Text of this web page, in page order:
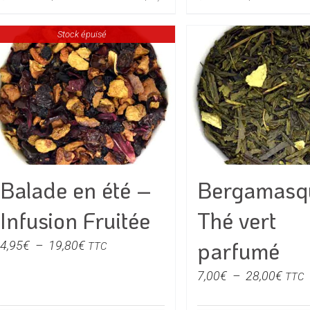
20,00€
a
plusieurs
variations.
Les
options
peuvent
être
choisies
sur
page
du
a
Les
être
sur
page
du
produit
Stock épuisé
Balade en été –
Infusion Fruitée
4,95€ – 19,80€Plage
TTC
Thé vert
parfumé
7,00€ – 28,00€Plage
TTC